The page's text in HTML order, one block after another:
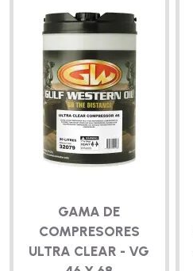
GAMA DE
COMPRESORES
ULTRA CLEAR - VG